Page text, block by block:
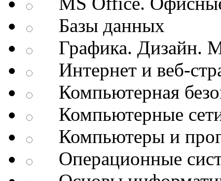
Базы данных
Графика. Дизайн.
Интернет и веб-
Компьютерная
Компьютерные
Компьютеры и
Операционные